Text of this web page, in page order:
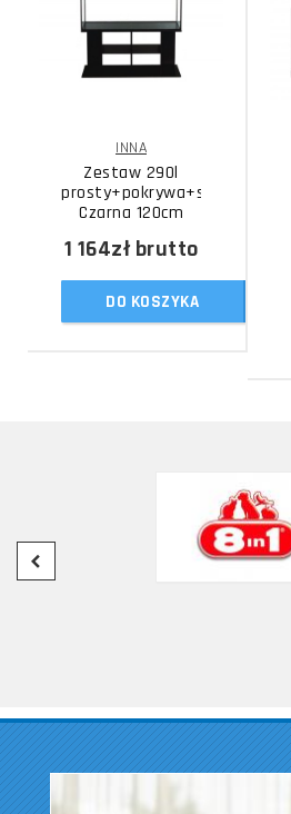
INNA
Zestaw 290l
prosty+pokrywa+szafka
Czarna 120cm
1 164złbrutto
DO KOSZYKA